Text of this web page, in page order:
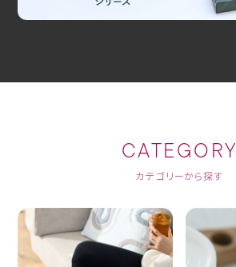
CATEGORY
カテゴリーから探す